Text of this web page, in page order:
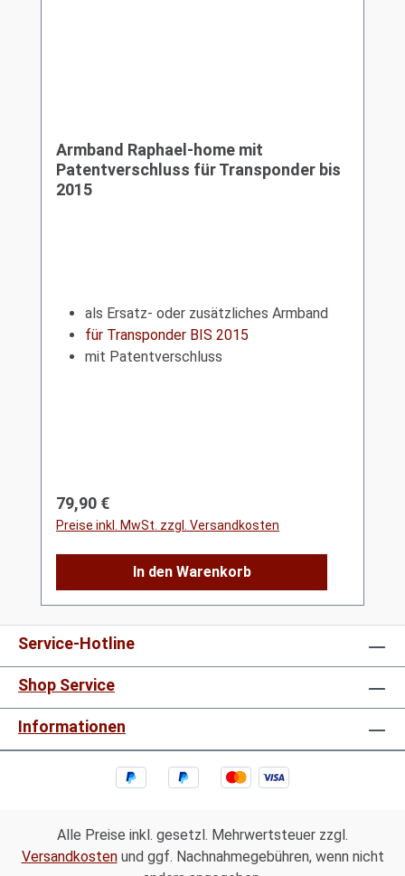
Armband Raphael-home mit
Patentverschluss für Transponder bis
2015
als Ersatz- oder zusätzliches Armband
für Transponder BIS 2015
mit Patentverschluss
Regulärer Preis:
79,90 €
Preise inkl. MwSt. zzgl. Versandkosten
In den Warenkorb
Service-Hotline
Shop Service
Informationen
Alle Preise inkl. gesetzl. Mehrwertsteuer zzgl.
Versandkostenund ggf. Nachnahmegebühren, wenn nicht